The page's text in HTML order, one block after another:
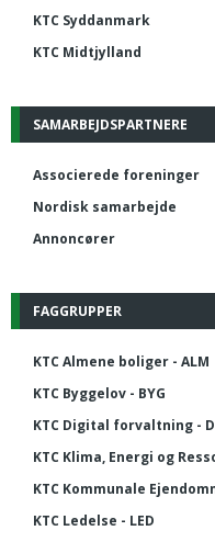
KTC Syddanmark
KTC Midtjylland
SAMARBEJDSPARTNERE
Associerede foreninger
Nordisk samarbejde
Annoncører
FAGGRUPPER
KTC Almene boliger - ALM
KTC Byggelov - BYG
KTC Digital forvaltning -
KTC Klima, Energi og
KTC Kommunale
KTC Ledelse - LED